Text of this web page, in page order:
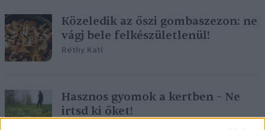
Közeledik az őszi gombaszezon: ne
vágj bele felkészületlenül!
Réthy Kati
Hasznos gyomok a kertben – Ne
irtsd ki őket!